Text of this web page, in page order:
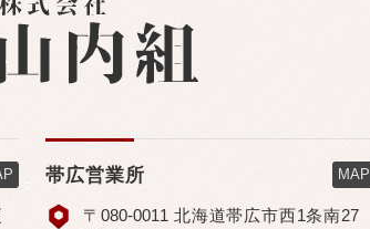
MAP
帯広営業所
〒080-0011 北海道帯広市西1条南27